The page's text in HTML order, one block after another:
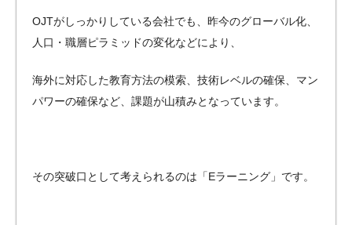
OJTがしっかりしている会社でも、昨今のグローバル化、
人口・職層ピラミッドの変化などにより、
海外に対応した教育方法の模索、技術レベルの確保、マン
パワーの確保など、課題が山積みとなっています。
その突破口として考えられるのは「Eラーニング」です。